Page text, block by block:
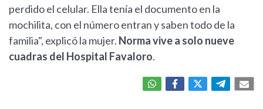
perdido el celular. Ella tenía el documento en la
mochilita, con el número entran y saben todo de la
familia", explicó la mujer. Norma vive a solo nueve
cuadras del Hospital Favaloro.